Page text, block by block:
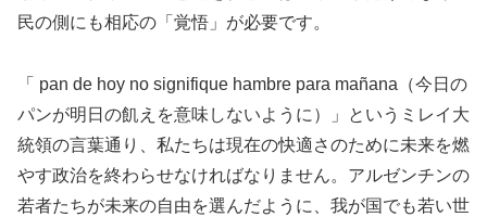
民の側にも相応の「覚悟」が必要です。
「 pan de hoy no signifique hambre para mañana（今日の
パンが明日の飢えを意味しないように）」というミレイ大
統領の言葉通り、私たちは現在の快適さのために未来を燃
やす政治を終わらせなければなりません。アルゼンチンの
若者たちが未来の自由を選んだように、我が国でも若い世